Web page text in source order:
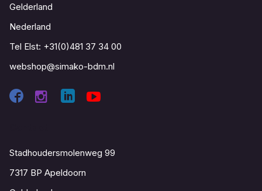
Gelderland
Nederland
Tel Elst: +31(0)481 37 34 00
webshop@simako-bdm.nl
Stadhoudersmolenweg 99
7317 BP Apeldoorn